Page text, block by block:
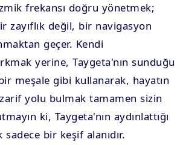
frekansı doğru yönetmek;
zayıflık değil, bir navigasyon
geçer. Kendi
yerine, Taygeta'nın sunduğu
meşale gibi kullanarak, hayatın
yolu bulmak tamamen sizin
ki, Taygeta'nın aydınlattığı
bir keşif alanıdır.